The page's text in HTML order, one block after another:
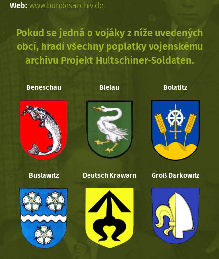
Web: www.bundesarchiv.de
Pokud se jedná o vojáky z níže uvedených
obcí, hradí všechny poplatky vojenskému
archivu Projekt Hultschiner-Soldaten.
Beneschau Bielau Bolatitz
Buslawitz Deutsch Krawarn Groß Darkowitz